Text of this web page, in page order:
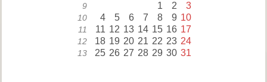
9 1 2 3
10 4 5 6 7 8 9 10
11 11 12 13 14 15 16 17
12 18 19 20 21 22 23 24
13 25 26 27 28 29 30 31